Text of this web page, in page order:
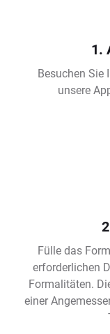
1.
Besuchen Sie
unsere
Fülle das
erforderlichen
Formalitäten.
einer